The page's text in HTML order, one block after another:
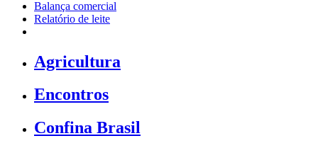
Balança comercial
Relatório de leite
Agricultura
Encontros
Confina Brasil